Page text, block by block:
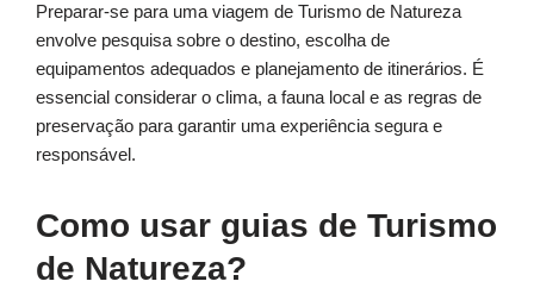
Preparar-se para uma viagem de Turismo de Natureza
envolve pesquisa sobre o destino, escolha de
equipamentos adequados e planejamento de itinerários. É
essencial considerar o clima, a fauna local e as regras de
preservação para garantir uma experiência segura e
responsável.
Como usar guias de Turismo
de Natureza?